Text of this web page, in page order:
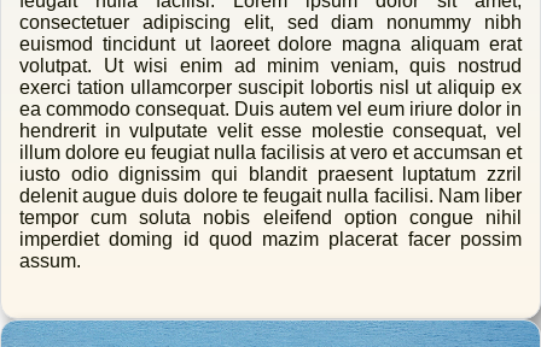
consectetuer adipiscing elit, sed diam nonummy nibh
euismod tincidunt ut laoreet dolore magna aliquam erat
volutpat. Ut wisi enim ad minim veniam, quis nostrud
exerci tation ullamcorper suscipit lobortis nisl ut aliquip ex
ea commodo consequat. Duis autem vel eum iriure dolor in
hendrerit in vulputate velit esse molestie consequat, vel
illum dolore eu feugiat nulla facilisis at vero et accumsan et
iusto odio dignissim qui blandit praesent luptatum zzril
delenit augue duis dolore te feugait nulla facilisi. Nam liber
tempor cum soluta nobis eleifend option congue nihil
imperdiet doming id quod mazim placerat facer possim
assum.